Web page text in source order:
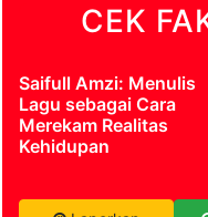
CEK
Saifull Amzi: Menulis
Lagu sebagai Cara
Merekam Realitas
Kehidupan